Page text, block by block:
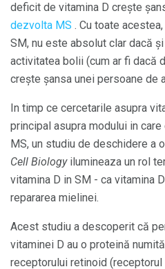
deficit de vitamina D crește
dezvolta MS . Cu toate
SM, nu este absolut clar dacă
activitatea bolii (cum ar fi dacă
crește șansa unei persoane de
In timp ce cercetarile asupra
principal asupra modului in
MS, un studiu de deschidere a
Cell Biologyilumineaza un rol
vitamina D in SM - ca vitamina
repararea mielinei.
Acest studiu a descoperit că
vitaminei D au o proteină
receptorului retinoid (receptorul